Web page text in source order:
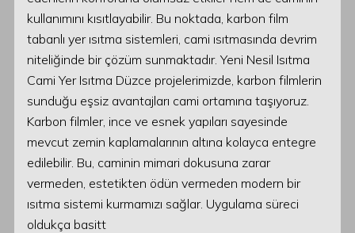
kullanımını kısıtlayabilir. Bu noktada, karbon film
tabanlı yer ısıtma sistemleri, cami ısıtmasında devrim
niteliğinde bir çözüm sunmaktadır. Yeni Nesil Isıtma
Cami Yer Isıtma Düzce projelerimizde, karbon filmlerin
sunduğu eşsiz avantajları cami ortamına taşıyoruz.
Karbon filmler, ince ve esnek yapıları sayesinde
mevcut zemin kaplamalarının altına kolayca entegre
edilebilir. Bu, caminin mimari dokusuna zarar
vermeden, estetikten ödün vermeden modern bir
ısıtma sistemi kurmamızı sağlar. Uygulama süreci
oldukça basitt